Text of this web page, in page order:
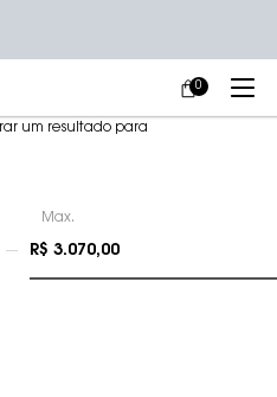
MEU
CARRINHO
0
0 PRODUCT IN
um resultado para
Max.